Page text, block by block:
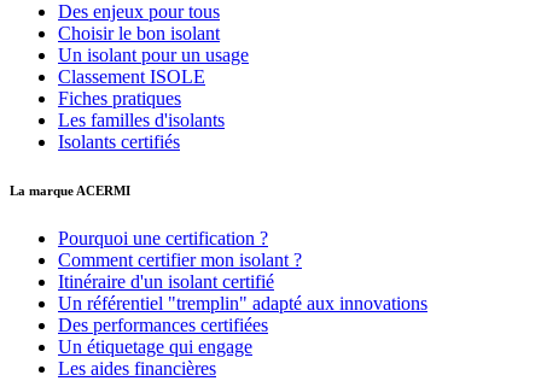
Des enjeux pour tous
Choisir le bon isolant
Un isolant pour un usage
Classement ISOLE
Fiches pratiques
Les familles d'isolants
Isolants certifiés
La marque ACERMI
Pourquoi une certification ?
Comment certifier mon isolant ?
Itinéraire d'un isolant certifié
Un référentiel "tremplin" adapté aux innovations
Des performances certifiées
Un étiquetage qui engage
Les aides financières